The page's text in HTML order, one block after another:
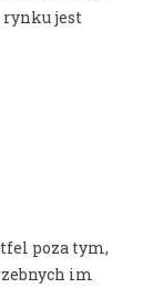
rynku jest
poza tym,
im